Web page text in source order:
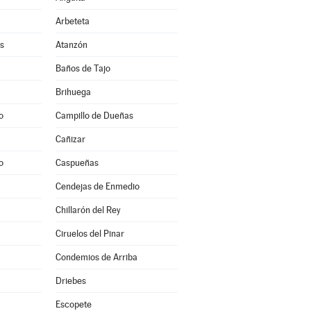
Arbeteta
Atanzón
Baños de Tajo
Brihuega
Campillo de Dueñas
Cañizar
Caspueñas
Cendejas de Enmedio
Chillarón del Rey
Ciruelos del Pinar
Condemios de Arriba
Driebes
Escopete